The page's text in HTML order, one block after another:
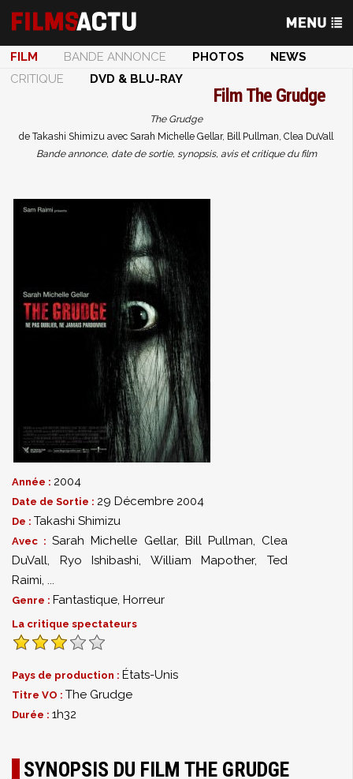
FILM BANDE ANNONCE PHOTOS
NEWS
CRITIQUE
DVD & BLU-RAY
FilmThe Grudge
The Grudge
de Takashi Shimizu avec Sarah Michelle Gellar, Bill Pullman, Clea DuVall
Bande annonce, date de sortie, synopsis, avis et critique du film
Année : 2004
Date de Sortie : 29 Décembre 2004
De : Takashi Shimizu
Avec :Sarah Michelle Gellar, Bill Pullman, Clea
DuVall, Ryo Ishibashi, William Mapother,Ted
Raimi, ...
Genre : Fantastique, Horreur
La critique spectateurs
Pays de production : États-Unis
Titre VO : The Grudge
Durée : 1h32
SYNOPSIS DU FILM THE GRUDGE